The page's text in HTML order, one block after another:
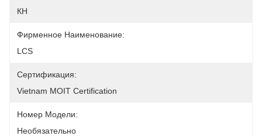
КН
Фирменное Наименование:
LCS
Сертификация:
Vietnam MOIT Certification
Номер Модели:
Необязательно